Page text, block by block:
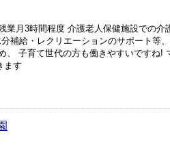
業月3時間程度 介護老人保健施設での介
補給・レクリエーションのサポート等
、 子育て世代の方も働きやすいですね!
ます